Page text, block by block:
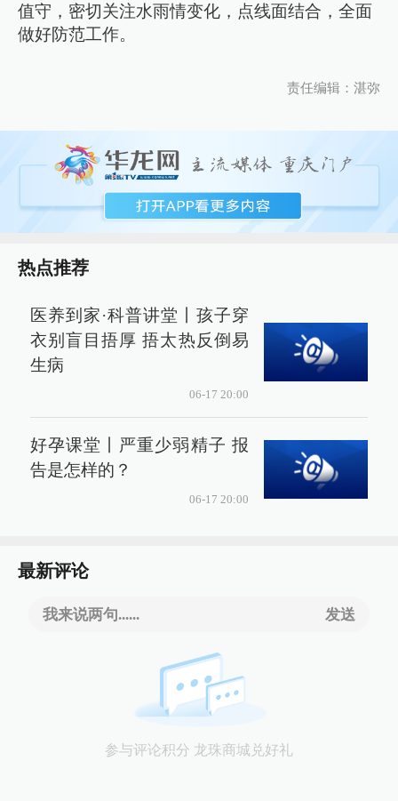
值守，密切关注水雨情变化，点线面结合，全面
做好防范工作。
责任编辑：湛弥
热点推荐
医养到家·科普讲堂丨孩子穿
衣别盲目捂厚 捂太热反倒易
生病
06-17 20:00
好孕课堂丨严重少弱精子 报
告是怎样的？
06-17 20:00
最新评论
我来说两句...... 发送
参与评论积分 龙珠商城兑好礼